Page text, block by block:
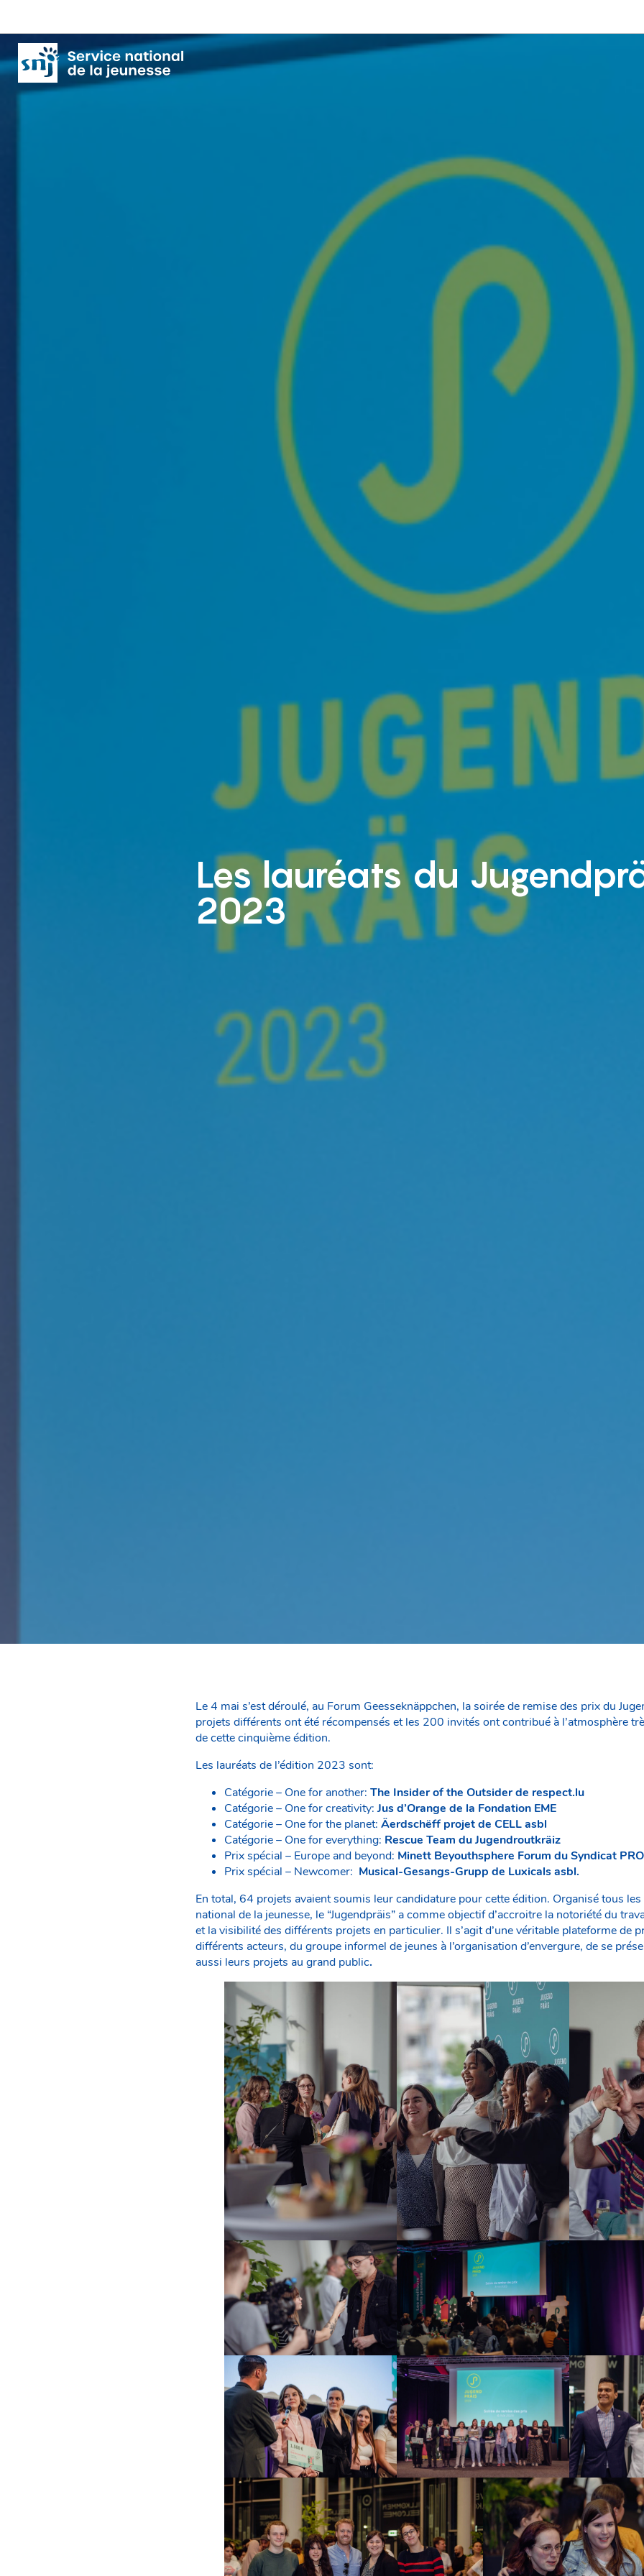
Les lauréats du
2023
Le 4 mai s’est déroulé, au Forum Geesseknäppchen, la soirée de remise des prix du
projets différents ont été récompensés et les 200 invités ont contribué à l’atmosphère
de cette cinquième édition.
Les lauréats de l’édition 2023 sont:
Catégorie – One for another: The Insider of the Outsider de respect.lu
Catégorie – One for creativity:Jus d’Orange de la Fondation EME
Catégorie – One for the planet: Äerdschëff projet de CELL asbl
Catégorie – One for everything: Rescue Team du Jugendroutkräiz
Prix spécial – Europe and beyond: Minett Beyouthsphere Forum du Syndicat
Prix spécial – Newcomer: Musical-Gesangs-Grupp de Luxicals asbl.
En total, 64 projets avaient soumis leur candidature pour cette édition. Organisé tous
national de la jeunesse, le “Jugendpräis” a comme objectif d’accroitre la notoriété du
et la visibilité des différents projets en particulier. Il s’agit d’une véritable plateforme de
différents acteurs, du groupe informel de jeunes à l’organisation d’envergure, de se
aussi leurs projets au grand public.